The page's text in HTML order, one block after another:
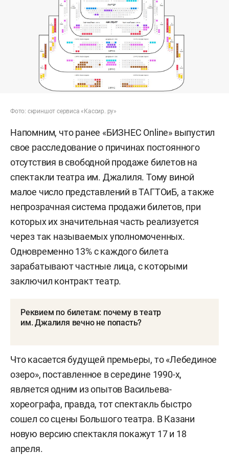
Фото: скриншот сервиса «Кассир. ру»
Напомним, что ранее «БИЗНЕС Online» выпустил
свое расследование о причинах постоянного
отсутствия в свободной продаже билетов на
спектакли театра им. Джалиля. Тому виной
малое число представлений в ТАГТОиБ, а также
непрозрачная система продажи билетов, при
которых их значительная часть реализуется
через так называемых уполномоченных.
Одновременно 13% с каждого билета
зарабатывают частные лица, с которыми
заключил контракт театр.
Реквием по билетам: почему в театр
им. Джалиля вечно не попасть?
Что касается будущей премьеры, то «Лебединое
озеро», поставленное в середине 1990-х,
является одним из опытов Васильева-
хореографа, правда, тот спектакль быстро
сошел со сцены Большого театра. В Казани
новую версию спектакля покажут 17 и 18
апреля.